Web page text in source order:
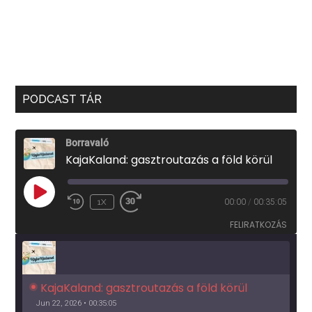
PODCAST TÁR
Borravaló
KajaKaland: gasztroutazás a föld körül
PLAY
EPISODE
1X 00:00 / 00:35:05
FELIRATKOZÁS
KajaKaland: gasztroutazás a föld körül
Jun 22, 2026 • 00:35:05